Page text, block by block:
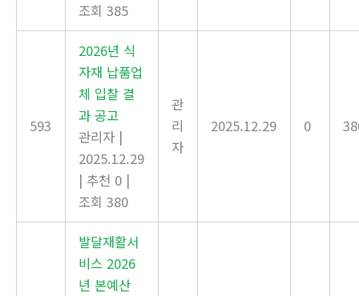
조회 385
593
2026년 식
자재 납품업
체 입찰 결
과 공고
관리자 |
2025.12.29
| 추천 0 |
조회 380
관
리
자
2025.12.29 0
발달재활서
비스 2026
년 본예산